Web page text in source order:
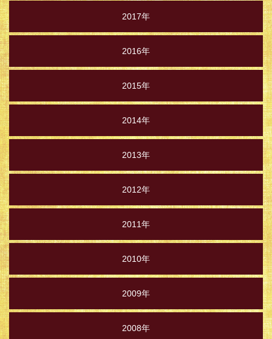
2017年
2016年
2015年
2014年
2013年
2012年
2011年
2010年
2009年
2008年